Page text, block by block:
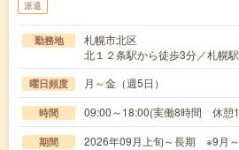
派遣
勤務地
札幌市北区
北１２条駅から徒歩3分／札幌
曜日頻度 月～金（週5日）
時間 09:00～18:00(実働8時間 休憩
期間 2026年09月上旬～長期 ※9月～